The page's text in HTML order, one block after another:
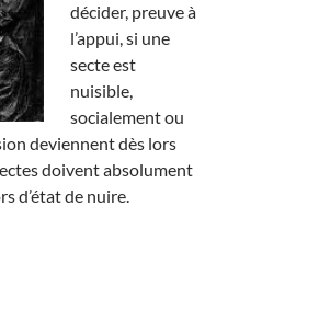
décider, preuve à
l’appui, si une
secte est
nuisible,
socialement ou
deviennent dès lors
doivent absolument
d’état de nuire.